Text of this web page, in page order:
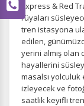
Express & Red
rüyaları
tren istasyona
edilen,
yerini almış
hayallerini
masalsı
izleyecek ve
saatlik keyifli